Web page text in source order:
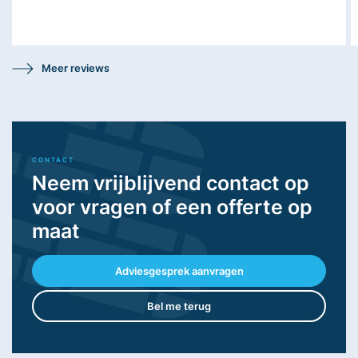
Willie zijn toppers!
Meer reviews
CONTACT
Neem vrijblijvend contact op
voor vragen of een offerte op
maat
Adviesgesprek aanvragen
Bel me terug